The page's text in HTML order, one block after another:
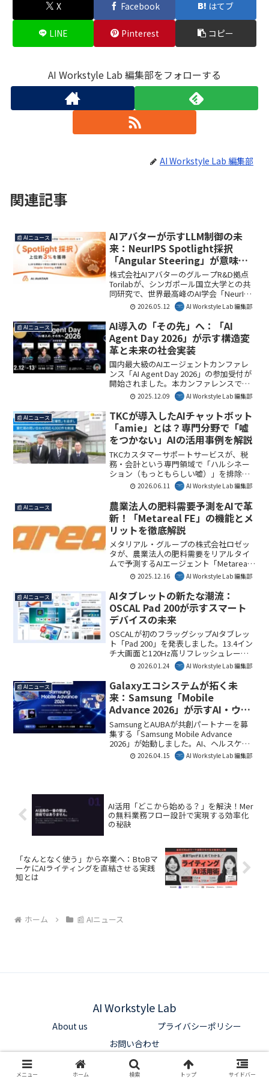
X Facebook はてブ
LINE Pinterest コピー
AI Workstyle Lab 編集部をフォローする
AI Workstyle Lab 編集部
関連記事
📰 AIニュース
AIアバターが示すLLM制御の未
来：NeurIPS Spotlight採択
「Angular Steering」が意味す
るもの
株式会社AIアバターのグループR&D拠点
Torilabが、シンガポール国立大学との共
同研究で、世界最高峰のAI学会「NeurIPS
2025」において上位約3%のSpotlight採
択を獲得しました。大規模言語モデル
（LLM）の挙動を精緻かつ安全に制御す
る新手法「Angular Steering」を提案し、
生成AIの社会実装における安全性と信頼
性向上に貢献します。
2026.05.12 AI Workstyle Lab 編集部
📰 AIニュース
AI導入の「その先」へ：「AI
Agent Day 2026」が示す構造変
革と未来の社会実装
国内最大級のAIエージェントカンファレ
ンス「AI Agent Day 2026」の参加受付が
開始されました。本カンファレンスで
は、AI導入後の課題解決や組織・業務の
構造変革に関する具体的な手がかりが得
られる2日間となるでしょう。AI
Workstyle Lab編集部としては、AIエージ
ェントの社会実装における最前線を知る
貴重な機会と捉えています。
2025.12.09 AI Workstyle Lab 編集部
📰 AIニュース
TKCが導入したAIチャットボット
「amie」とは？専門分野で「嘘
をつかない」AIの活用事例を解説
TKCカスタマーサポートサービスが、税
務・会計という専門領域で「ハルシネー
ション（もっともらしい嘘）」を排除し
たAIチャットボット「amie」を導入し、
繁忙期の問い合わせ対応を4,000件削減し
た事例を公開しました。本記事では、そ
の導入背景、選定理由、そして具体的な
効果について詳しく解説します。
2026.06.11 AI Workstyle Lab 編集部
📰 AIニュース
農業法人の肥料需要予測をAIで革
新！「Metareal FE」の機能とメ
リットを徹底解説
メタリアル・グループの株式会社ロゼッ
タが、農業法人の肥料需要をリアルタイ
ムで予測するAIエージェント「Metareal
FE」の提供を開始しました。これによ
り、肥料メーカーや商社は高精度な需要
予測に基づいた最適な提案が可能とな
り、農業分野におけるビジネス効率の向
上が期待されます。AI Workstyle Lab編集
部としては、特定産業に特化したAIソリ
ューションの進化に注目しています。
2025.12.16 AI Workstyle Lab 編集部
📰 AIニュース
AIタブレットの新たな潮流：
OSCAL Pad 200が示すスマート
デバイスの未来
OSCALが初のフラッグシップAIタブレッ
ト「Pad 200」を発表しました。13.4イン
チ大画面と120Hz高リフレッシュレート
に加え、最新のDokeOS 5.0と独自開発の
Doke AI 2.0を搭載し、DeepSeek-R1、
ChatGPT-4o mini、Gemini AI 2.0といった
トップクラスのAIモデルを統合していま
す。この進化が、私たちのワークスタイ
ルにどのような変化をもたらすか注目で
す。
2026.01.24 AI Workstyle Lab 編集部
📰 AIニュース
Galaxyエコシステムが拓く未
来：Samsung「Mobile
Advance 2026」が示すAI・ウェ
アラブルの可能性
SamsungとAUBAが共創パートナーを募
集する「Samsung Mobile Advance
2026」が始動しました。AI、ヘルスケ
ア、映像/オーディオ技術、素材・デザイ
ンの4つのテーマで、次世代モバイルデバ
究機関にとって大きなチャンスとなるで
しょう。
2026.04.15 AI Workstyle Lab 編集部
AI活用「どこから始める？」を解決！Mer
の無料業務フロー設計で実現する効率化
の秘訣
「なんとなく使う」から卒業へ：BtoBマ
ーケにAIライティングを直結させる実践
知とは
ホーム 📰 AIニュース
AI Workstyle Lab
About us
プライバシーポリシー
お問い合わせ
© 2025 AI Workstyle Lab.
メニュー ホーム 検索 トップ サイドバー